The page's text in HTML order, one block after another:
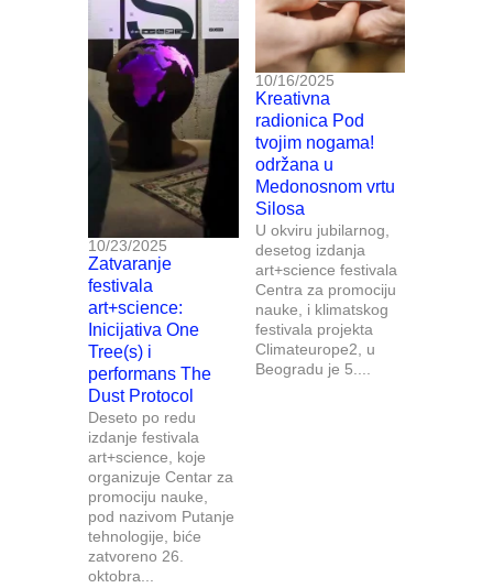
10/23/2025
Zatvaranje
festivala
art+science:
Inicijativa One
Tree(s) i
performans The
Dust Protocol
Deseto po redu
izdanje festivala
art+science, koje
organizuje Centar za
promociju nauke,
pod nazivom Putanje
tehnologije, biće
zatvoreno 26.
oktobra...
10/16/2025
Kreativna
radionica Pod
tvojim nogama!
održana u
Medonosnom vrtu
Silosa
U okviru jubilarnog,
desetog izdanja
art+science festivala
Centra za promociju
nauke, i klimatskog
festivala projekta
Climateurope2, u
Beogradu je 5....